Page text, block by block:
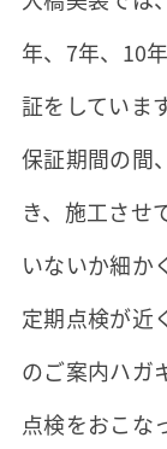
年、7年、10
証をしています
保証期間の間
き、施工させ
いないか細か
定期点検が近
のご案内ハガ
点検をおこな